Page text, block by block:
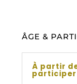
ÂGE &
À partir
participer